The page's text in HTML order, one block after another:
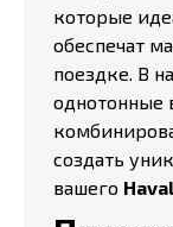
которые
обеспечат
поездке. В
однотонные
создать
вашего Haval